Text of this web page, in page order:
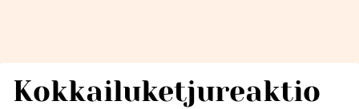
Kokkailuketjureaktio